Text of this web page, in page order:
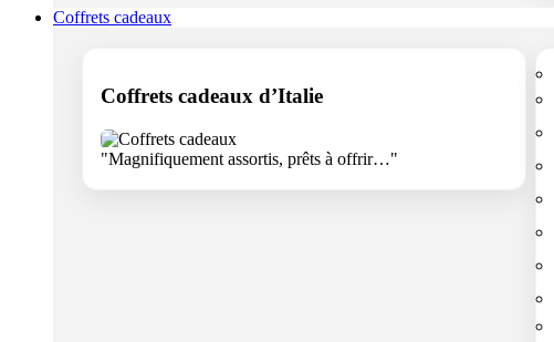
Coffrets cadeaux
Coffrets cadeaux d’Italie
"Magnifiquement assortis, prêts à offrir…"